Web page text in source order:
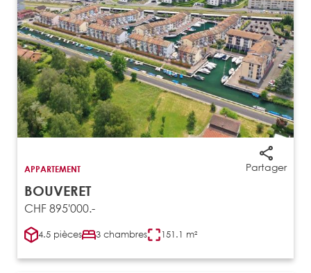
Partager
APPARTEMENT
BOUVERET
CHF 895'000.-
4.5 pièces 3 chambres 151.1 m²